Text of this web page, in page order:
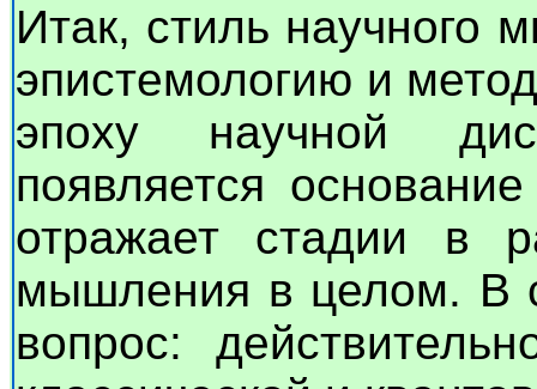
Итак, стиль научного
эпистемологию и
эпоху научной
появляется
отражает стадии в
мышления в целом. В
вопрос: